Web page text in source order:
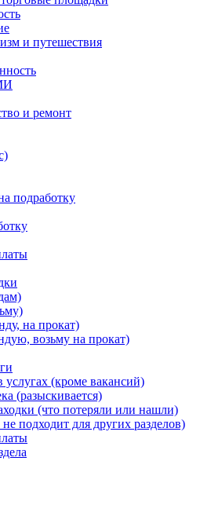
и путешествия
и ремонт
подработку
на прокат)
возьму на прокат)
(кроме вакансий)
(разыскивается)
(что потеряли или нашли)
не подходит для других разделов)